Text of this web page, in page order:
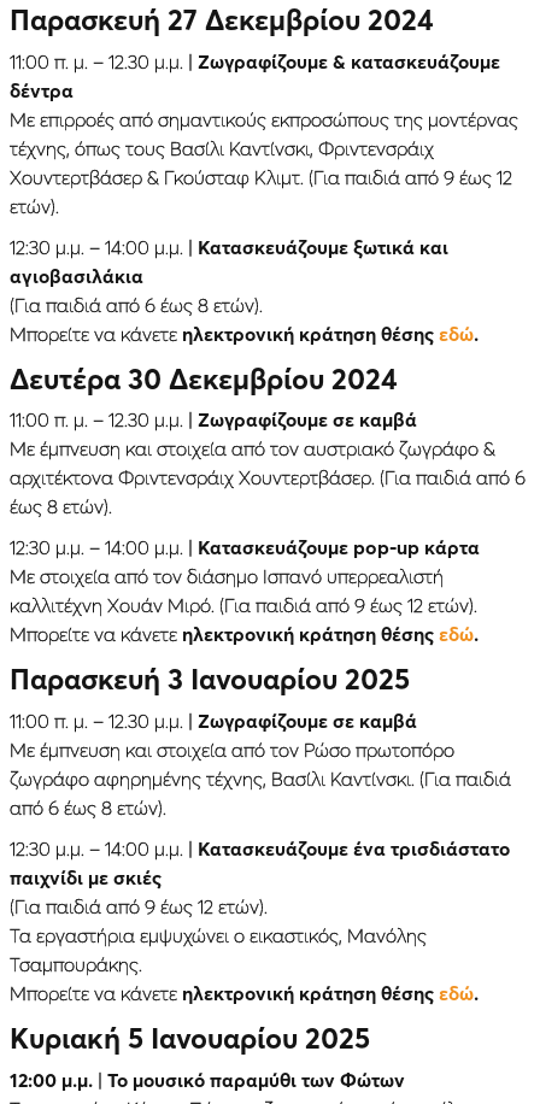
Παρασκευή 27 Δεκεμβρίου 2024
11:00 π. μ. – 12.30 μ.μ. | Ζωγραφίζουμε & κατασκευάζουμε
δέντρα
Με επιρροές από σημαντικούς εκπροσώπους της μοντέρνας
τέχνης, όπως τους Βασίλι Καντίνσκι, Φριντενσράιχ
Χουντερτβάσερ & Γκούσταφ Κλιμτ. (Για παιδιά από 9 έως 12
ετών).
12:30 μ.μ. – 14:00 μ.μ. | Κατασκευάζουμε ξωτικά και
αγιοβασιλάκια
(Για παιδιά από 6 έως 8 ετών).
Μπορείτε να κάνετε ηλεκτρονική κράτηση θέσης εδώ.
Δευτέρα 30 Δεκεμβρίου 2024
11:00 π. μ. – 12.30 μ.μ. | Ζωγραφίζουμε σε καμβά
Με έμπνευση και στοιχεία από τον αυστριακό ζωγράφο &
αρχιτέκτονα Φριντενσράιχ Χουντερτβάσερ. (Για παιδιά από 6
έως 8 ετών).
12:30 μ.μ. – 14:00 μ.μ. | Κατασκευάζουμε pop-up κάρτα
Με στοιχεία από τον διάσημο Ισπανό υπερρεαλιστή
καλλιτέχνη Χουάν Μιρό. (Για παιδιά από 9 έως 12 ετών).
Μπορείτε να κάνετε ηλεκτρονική κράτηση θέσης εδώ.
Παρασκευή 3 Ιανουαρίου 2025
11:00 π. μ. – 12.30 μ.μ. | Ζωγραφίζουμε σε καμβά
Με έμπνευση και στοιχεία από τον Ρώσο πρωτοπόρο
ζωγράφο αφηρημένης τέχνης, Βασίλι Καντίνσκι. (Για παιδιά
από 6 έως 8 ετών).
12:30 μ.μ. – 14:00 μ.μ. | Κατασκευάζουμε ένα τρισδιάστατο
παιχνίδι με σκιές
(Για παιδιά από 9 έως 12 ετών).
Τα εργαστήρια εμψυχώνει ο εικαστικός, Μανόλης
Τσαμπουράκης.
Μπορείτε να κάνετε ηλεκτρονική κράτηση θέσης εδώ.
Κυριακή 5 Ιανουαρίου 2025
12:00 μ.μ. | Το μουσικό παραμύθι των Φώτων